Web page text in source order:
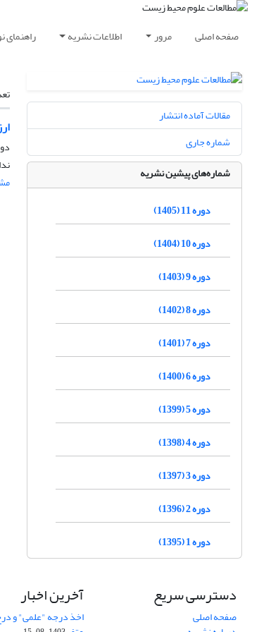
صفحه اصلی مرور اطلاعات نشریه راهنمای
دوره 6،
مقالات آماده انتشار
شماره جاری
شماره‌های پیشین نشریه
دوره 11 (1405)
دوره 10 (1404)
دوره 9 (1403)
دوره 8 (1402)
دوره 7 (1401)
دوره 6 (1400)
دوره 5 (1399)
دوره 4 (1398)
دوره 3 (1397)
دوره 2 (1396)
دوره 1 (1395)
دسترسی سریع
صفحه اصلی
آخرین اخبار
اخذ درجه "علمی" و